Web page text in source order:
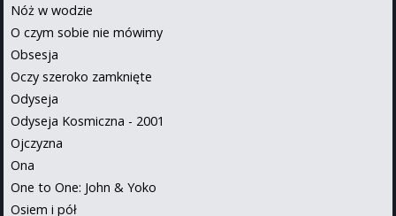
Nóż w wodzie
O czym sobie nie mówimy
Obsesja
Oczy szeroko zamknięte
Odyseja
Odyseja Kosmiczna - 2001
Ojczyzna
Ona
One to One: John & Yoko
Osiem i pół